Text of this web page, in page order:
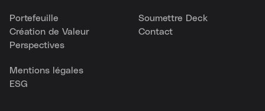
Portefeuille
Création de Valeur
Perspectives
Soumettre Deck
Contact
Mentions légales
ESG